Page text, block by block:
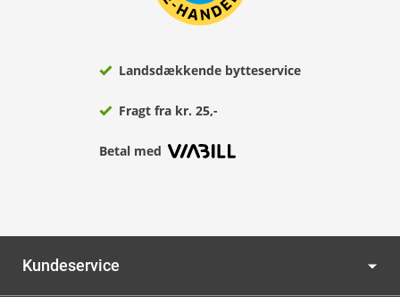
Landsdækkende bytteservice
Fragt fra kr. 25,-
Betal med
Kundeservice